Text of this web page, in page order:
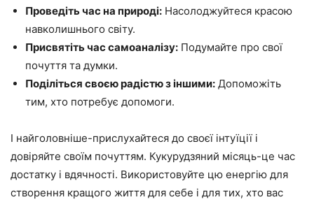
Проведіть час на природі: Насолоджуйтеся красою
навколишнього світу.
Присвятіть час самоаналізу: Подумайте про свої
почуття та думки.
Поділіться своєю радістю з іншими: Допоможіть
тим, хто потребує допомоги.
І найголовніше-прислухайтеся до своєї інтуїції і
довіряйте своїм почуттям. Кукурудзяний місяць-це час
достатку і вдячності. Використовуйте цю енергію для
створення кращого життя для себе і для тих, хто вас